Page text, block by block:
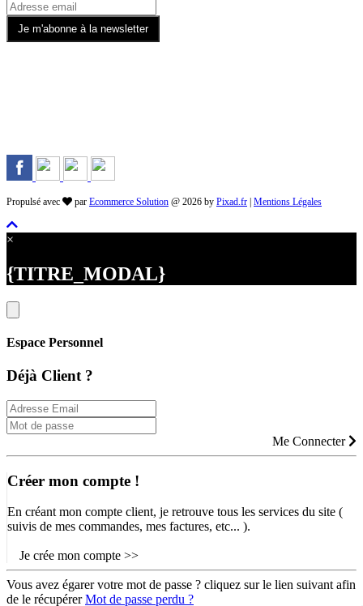
Propulsé avec par Ecommerce Solution @ 2026 by Pixad.fr | Mentions Légales
×
{TITRE_MODAL}
Espace Personnel
Déjà Client ?
Me Connecter
Créer mon compte !
En créant mon compte client, je retrouve tous les services du site (
suivis de mes commandes, mes factures, etc... ).
Je crée mon compte >>
Vous avez égarer votre mot de passe ? cliquez sur le lien suivant afin
de le récupérerMot de passe perdu ?